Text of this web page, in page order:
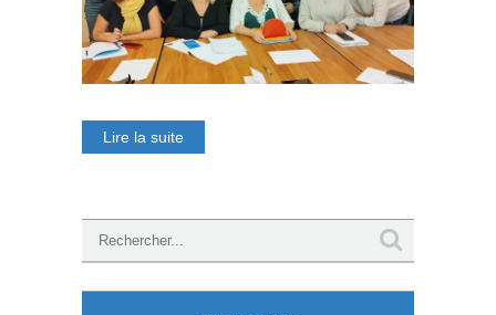
Lire la suite